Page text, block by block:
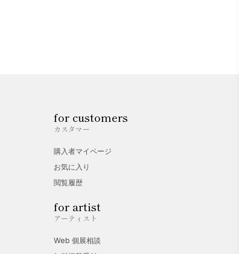
for customers
カスタマー
購入者マイページ
お気に入り
閲覧履歴
for artist
アーティスト
Web 個展相談